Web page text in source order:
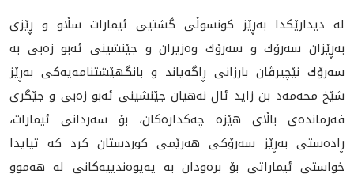
له‌ دیدارێكدا به‌ڕێز كونسوڵی گشتیی ئیمارات سڵاو و ڕێزی
به‌ڕێزان سه‌رۆك و سه‌رۆك وه‌زیران و جێنشینی ئه‌بو زه‌بی به‌
سه‌رۆك نێچیرڤان بارزانی ڕاگه‌یاند و بانگهێشتنامه‌يه‌كى به‌ڕێز
شێخ محه‌مه‌د بن زاید ئال نه‌هيان جێنشینی ئه‌بو زه‌بی و جێگری
فه‌رمانده‌ی باڵای هێزه‌ چه‌كداره‌كان، بۆ سه‌ردانى ئيمارات،
ڕاده‌ستی به‌ڕێز سه‌رۆكی هه‌رێمی كوردستان كرد كه‌ تيايدا
خواستى ئيماراتى بۆ بره‌ودان به‌ په‌يوه‌ندييه‌كانى له‌ هه‌موو